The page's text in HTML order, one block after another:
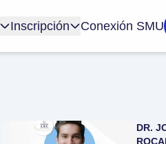
Inscripción Conexión SMU
DR.